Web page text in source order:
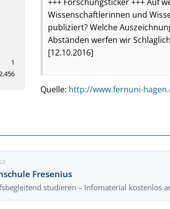
1
Wissenschaftlerinnen und
publiziert? Welche
Abständen werfen wir
[12.10.2016]
Quelle: http://www.fernuni-
Fresenius
studieren – Infomaterial kostenlos